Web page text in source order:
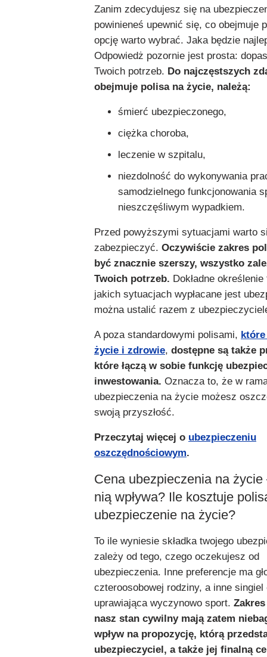
Zanim zdecydujesz się na
powinieneś upewnić się, co obejmuje
opcję warto wybrać. Jaka będzie
Odpowiedż pozornie jest prosta:
Twoich potrzeb. Do najczęstszych
obejmuje polisa na życie, należą:
śmierć ubezpieczonego,
ciężka choroba,
leczenie w szpitalu,
niezdolność do wykonywania
samodzielnego funkcjonowania
nieszczęśliwym wypadkiem.
Przed powyższymi sytuacjami warto
zabezpieczyć. Oczywiście zakres
być znacznie szerszy, wszystko
Twoich potrzeb. Dokładne
jakich sytuacjach wypłacane jest
można ustalić razem z
A poza standardowymi polisami,
życie i zdrowie, dostępne są także
które łączą w sobie funkcję
inwestowania. Oznacza to, że w
ubezpieczenia na życie możesz
swoją przyszłość.
Przeczytaj więcej o ubezpieczeniu
oszczędnościowym.
Cena ubezpieczenia na życie
nią wpływa? Ile kosztuje
ubezpieczenie na życie?
To ile wyniesie składka twojego
zależy od tego, czego oczekujesz od
ubezpieczenia. Inne preferencje ma
czteroosobowej rodziny, a inne singiel
uprawiająca wyczynowo sport.
nasz stan cywilny mają zatem
wpływ na propozycję, którą
ubezpieczyciel, a także jej finalną